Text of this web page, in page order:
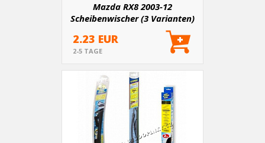
Mazda RX8 2003-12
Scheibenwischer (3 Varianten)
2.23 EUR
2-5 TAGE